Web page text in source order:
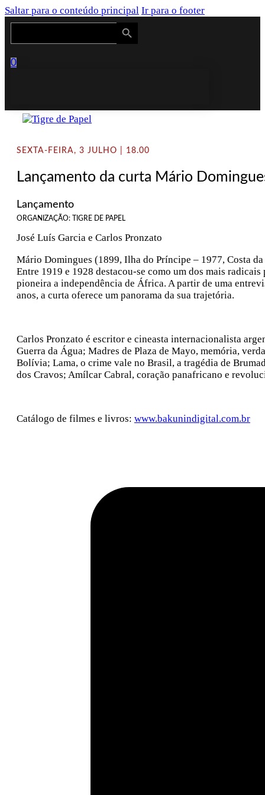
Saltar para o conteúdo principal Ir para o footer
Search
Search Button
0
SEXTA-FEIRA, 3 JULHO | 18.00
Lançamento da curta Mário
Lançamento
ORGANIZAÇÃO: TIGRE DE PAPEL
José Luís Garcia e Carlos Pronzato
Mário Domingues (1899, Ilha do Príncipe – 1977, Costa
Entre 1919 e 1928 destacou-se como um dos mais
pioneira a independência de África. A partir de uma
anos, a curta oferece um panorama da sua trajetória.
Carlos Pronzato é escritor e cineasta internacionalista
Guerra da Água; Madres de Plaza de Mayo, memória,
Bolívia; Lama, o crime vale no Brasil, a tragédia de
dos Cravos; Amílcar Cabral, coração panafricano e
Catálogo de filmes e livros: www.bakunindigital.com.br